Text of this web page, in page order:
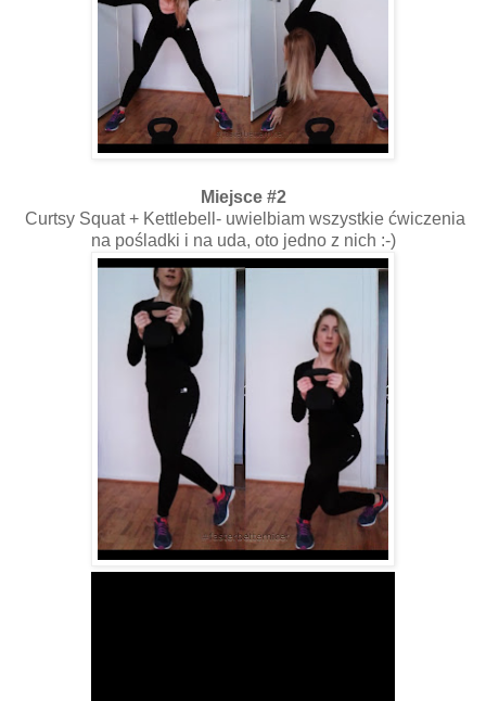
Miejsce #2
Curtsy Squat + Kettlebell- uwielbiam wszystkie ćwiczenia
na pośladki i na uda, oto jedno z nich :-)